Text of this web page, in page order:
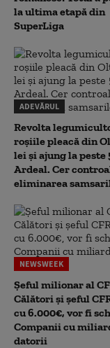
la ultima etapă din
SuperLiga
ADEVĂRUL
Revolta
roșiile pleacă din
lei și ajung la peste
Ardeal. Cer
eliminarea
NEWSWEEK
Șeful milionar al
Călători și șeful
cu 6.000€, vor fi
Companii cu
datorii